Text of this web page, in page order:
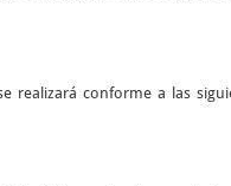
realizará conforme a las